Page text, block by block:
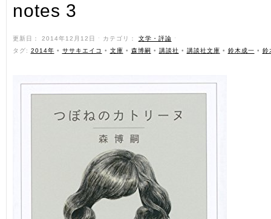
notes 3
更新日： 2014年12月12日 ˑ カテゴリ： 文学・評論 ˑ
タグ: 2014年 • ササキエイコ • 文庫 • 森博嗣 • 講談社 • 講談社文庫 • 鈴木成一 • 鈴